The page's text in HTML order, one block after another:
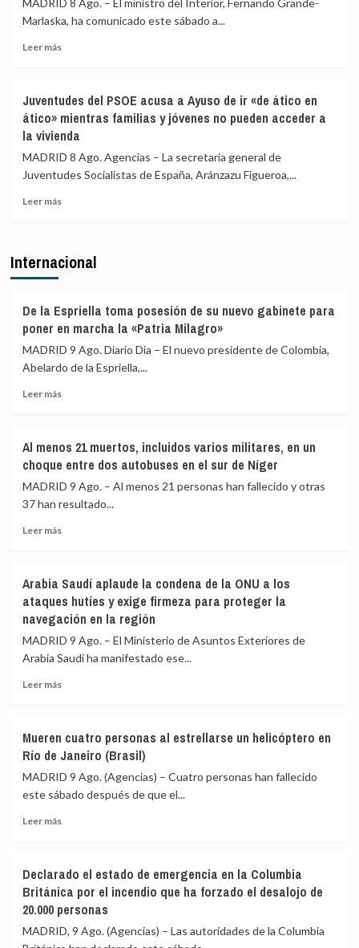
viajeros
desde
aéreos
a
viajeros
realizan
«a
puerta
avión»
MADRID 8 Ago. – El ministro del Interior, Fernando Grande-
Marlaska, ha comunicado este sábado a...
Leer másLeer
comunica
a
la
UE
restablecimiento
de
conexiones
marítimas
con
Italia
Juventudes del PSOE acusa a Ayuso de ir «de ático en
ático» mientras familias y jóvenes no pueden acceder a
la vivienda
MADRID 8 Ago. Agencias – La secretaria general de
Juventudes Socialistas de España, Aránzazu Figueroa,...
Leer másLeer
del
a
Ayuso
de
ir
«de
en
familias
jóvenes
no
pueden
a
Internacional
De la Espriella toma posesión de su nuevo gabinete para
poner en marcha la «Patria Milagro»
MADRID 9 Ago. Diario Dia – El nuevo presidente de Colombia,
Abelardo de la Espriella,...
Leer másLeer
la
Espriella
toma
posesión
su
poner
en
marcha
la
Milagro»
Al menos 21 muertos, incluidos varios militares, en un
choque entre dos autobuses en el sur de Níger
MADRID 9 Ago. – Al menos 21 personas han fallecido y otras
37 han resultado...
Leer másLeer
menos
21
muertos,
incluidos
varios
militares,
en
dos
autobuses
en
sur
de
Arabia Saudí aplaude la condena de la ONU a los
ataques hutíes y exige firmeza para proteger la
navegación en la región
MADRID 9 Ago. – El Ministerio de Asuntos Exteriores de
Arabia Saudí ha manifestado ese...
Leer másLeer
Saudí
aplaude
la
condena
la
ataques
hutíes
y
exige
Mueren cuatro personas al estrellarse un helicóptero en
Río de Janeiro (Brasil)
MADRID 9 Ago. (Agencias) – Cuatro personas han fallecido
este sábado después de que el...
Leer másLeer
cuatro
personas
al
estrellarse
un
Declarado el estado de emergencia en la Columbia
Británica por el incendio que ha forzado el desalojo de
20.000 personas
MADRID, 9 Ago. (Agencias) – Las autoridades de la Columbia